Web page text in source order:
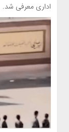
اداری معرفی شد.